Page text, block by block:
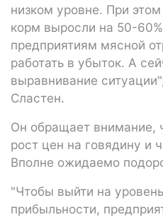
низком уровне. При
корм выросли на 50-
предприятиям мясной
работать в убыток. А
выравнивание
Сластен.
Он обращает внимание,
рост цен на говядину и
Вполне ожидаемо
"Чтобы выйти на
прибыльности,